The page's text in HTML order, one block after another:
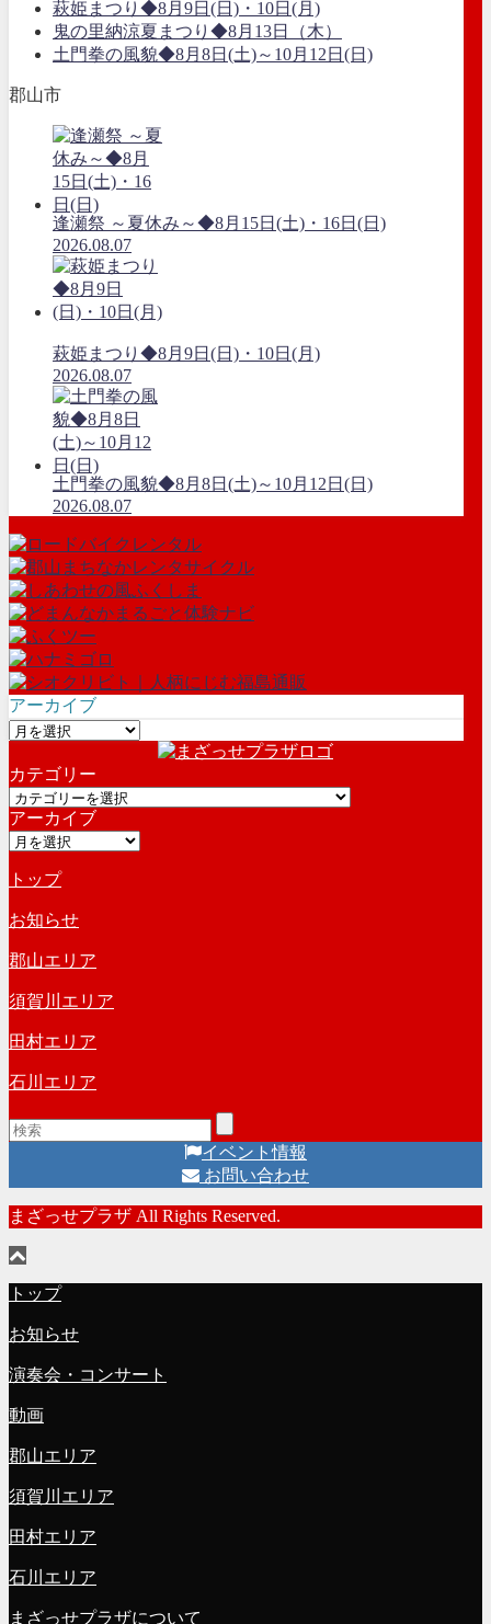
萩姫まつり◆8月9日(日)・10日(月)
鬼の里納涼夏まつり◆8月13日（木）
土門拳の風貌◆8月8日(土)～10月12日(日)
郡山市
逢瀬祭 ～夏休み～◆8月15日(土)・16日(日)
2026.08.07
萩姫まつり◆8月9日(日)・10日(月)
2026.08.07
土門拳の風貌◆8月8日(土)～10月12日(日)
2026.08.07
アーカイブ
ア
カ
イ
ブ
カテゴリー
カ
テ
ゴ
ー
アーカイブ
ア
カ
イ
ブ
トップ
お知らせ
郡山エリア
須賀川エリア
田村エリア
石川エリア
イベント情報
お問い合わせ
まざっせプラザ All Rights Reserved.
トップ
お知らせ
演奏会・コンサート
動画
郡山エリア
須賀川エリア
田村エリア
石川エリア
まざっせプラザについて